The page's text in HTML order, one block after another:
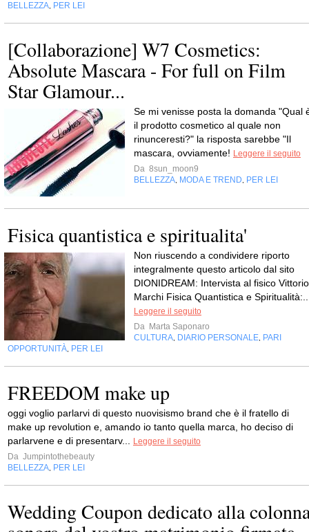
BELLEZZA PER LEI
[Collaborazione] W7 Cosmetics:
Absolute Mascara - For full on Film
Star Glamour...
Se mi venisse posta la domanda "Qual
il prodotto cosmetico al quale non
rinunceresti?" la risposta sarebbe "Il
mascara, ovviamente! Leggere il seguito
Da 8sun_moon9
BELLEZZA MODA E TREND PER LEI
Fisica quantistica e spiritualita'
Non riuscendo a condividere riporto
integralmente questo articolo dal sito
DIONIDREAM: Intervista al fisico Vittorio
Marchi Fisica Quantistica e
Leggere il seguito
Da Marta Saponaro
CULTURA DIARIO PERSONALE PARI
OPPORTUNITÀ PER LEI
FREEDOM make up
oggi voglio parlarvi di questo nuovisismo brand che è il fratello di
make up revolution e, amando io tanto quella marca, ho deciso di
parlarvene e di presentarv...
Leggere il seguito
Da Jumpintothebeauty
BELLEZZA PER LEI
Wedding Coupon dedicato alla